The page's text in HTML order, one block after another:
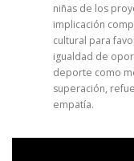
niñas de los
implicación
cultural para
igualdad de
deporte como
superación,
empatía.